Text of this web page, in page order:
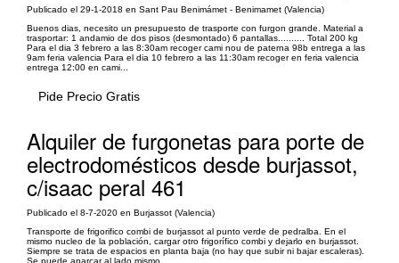
Publicado el 29-1-2018 en Sant Pau Benimámet - Benimamet (Valencia)
Buenos dias, necesito un presupuesto de trasporte con furgon grande. Material a
trasportar: 1 andamio de dos pisos (desmontado) 6 pantallas.......... Total 200 kg
Para el dia 3 febrero a las 8:30am recoger cami nou de paterna 98b entrega a las
9am feria valencia Para el dia 10 febrero a las 11:30am recoger en feria valencia
entrega 12:00 en cami...
Pide Precio Gratis
Alquiler de furgonetas para porte de
electrodomésticos desde burjassot,
c/isaac peral 461
Publicado el 8-7-2020 en Burjassot (Valencia)
Transporte de frigorifico combi de burjassot al punto verde de pedralba. En el
mismo nucleo de la población, cargar otro frigorífico combi y dejarlo en burjassot.
Siempre se trata de espacios en planta baja (no hay que subir ni bajar escaleras).
Se puede aparcar al lado mismo.